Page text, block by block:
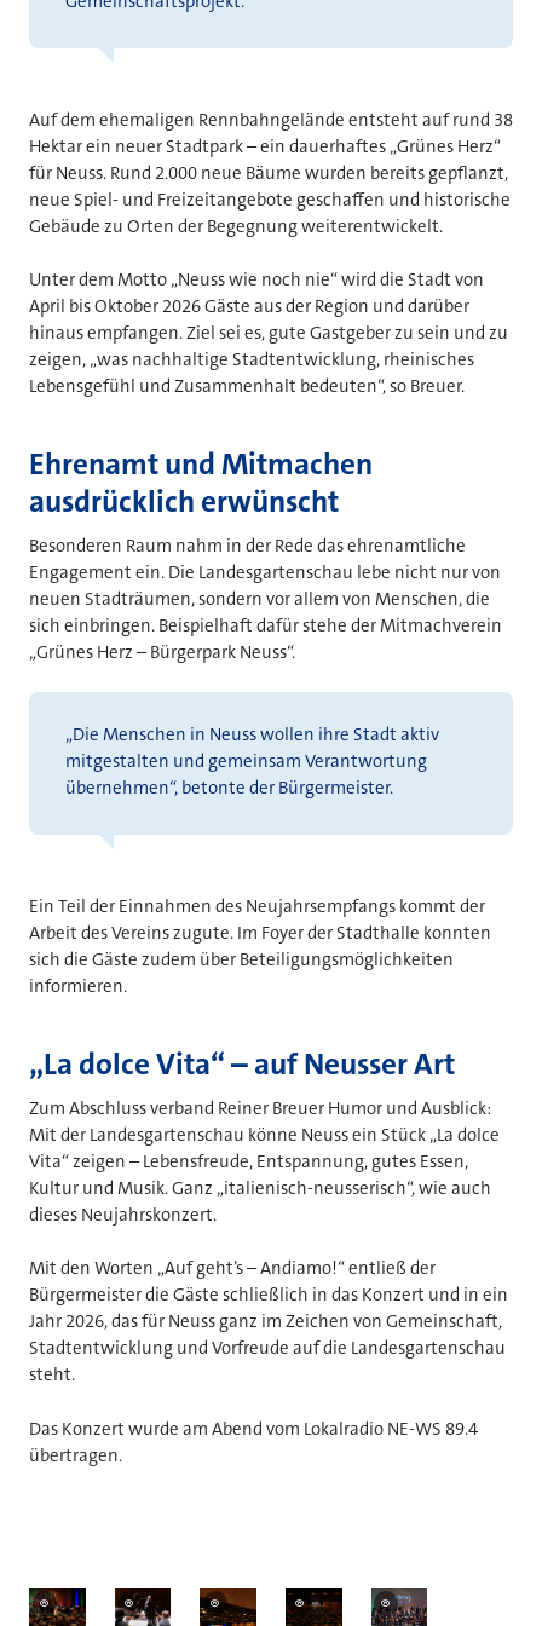
Auf dem ehemaligen Rennbahngelände entsteht auf rund 38
Hektar ein neuer Stadtpark – ein dauerhaftes „Grünes Herz“
für Neuss. Rund 2.000 neue Bäume wurden bereits gepflanzt,
neue Spiel- und Freizeitangebote geschaffen und historische
Gebäude zu Orten der Begegnung weiterentwickelt.
Unter dem Motto „Neuss wie noch nie“ wird die Stadt von
April bis Oktober 2026 Gäste aus der Region und darüber
hinaus empfangen. Ziel sei es, gute Gastgeber zu sein und zu
zeigen, „was nachhaltige Stadtentwicklung, rheinisches
Lebensgefühl und Zusammenhalt bedeuten“, so Breuer.
Ehrenamt und Mitmachen
ausdrücklich erwünscht
Besonderen Raum nahm in der Rede das ehrenamtliche
Engagement ein. Die Landesgartenschau lebe nicht nur von
neuen Stadträumen, sondern vor allem von Menschen, die
sich einbringen. Beispielhaft dafür stehe der Mitmachverein
„Grünes Herz – Bürgerpark Neuss“.
„Die Menschen in Neuss wollen ihre Stadt aktiv
mitgestalten und gemeinsam Verantwortung
übernehmen“, betonte der Bürgermeister.
Ein Teil der Einnahmen des Neujahrsempfangs kommt der
Arbeit des Vereins zugute. Im Foyer der Stadthalle konnten
sich die Gäste zudem über Beteiligungsmöglichkeiten
informieren.
„La dolce Vita“ – auf Neusser Art
Zum Abschluss verband Reiner Breuer Humor und Ausblick:
Mit der Landesgartenschau könne Neuss ein Stück „La dolce
Vita“ zeigen – Lebensfreude, Entspannung, gutes Essen,
Kultur und Musik. Ganz „italienisch-neusserisch“, wie auch
dieses Neujahrskonzert.
Mit den Worten „Auf geht’s – Andiamo!“ entließ der
Bürgermeister die Gäste schließlich in das Konzert und in ein
Jahr 2026, das für Neuss ganz im Zeichen von Gemeinschaft,
Stadtentwicklung und Vorfreude auf die Landesgartenschau
steht.
Das Konzert wurde am Abend vom Lokalradio NE-WS 89.4
übertragen.
© © © © ©